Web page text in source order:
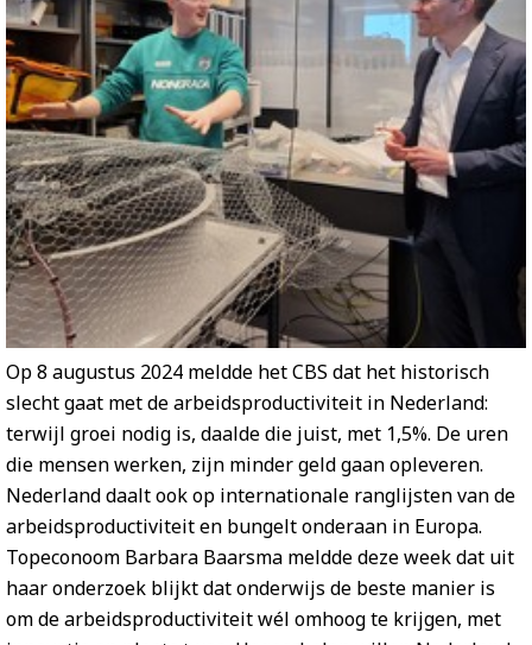
Op 8 augustus 2024 meldde het CBS dat het historisch
slecht gaat met de arbeidsproductiviteit in Nederland:
terwijl groei nodig is, daalde die juist, met 1,5%. De uren
die mensen werken, zijn minder geld gaan opleveren.
Nederland daalt ook op internationale ranglijsten van de
arbeidsproductiviteit en bungelt onderaan in Europa.
Topeconoom Barbara Baarsma meldde deze week dat uit
haar onderzoek blijkt dat onderwijs de beste manier is
om de arbeidsproductiviteit wél omhoog te krijgen, met